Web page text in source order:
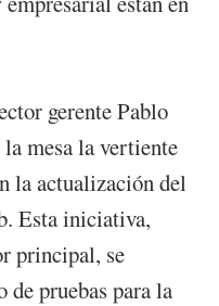
gerente Pablo
mesa la vertiente
la actualización del
Esta iniciativa,
principal, se
pruebas para la